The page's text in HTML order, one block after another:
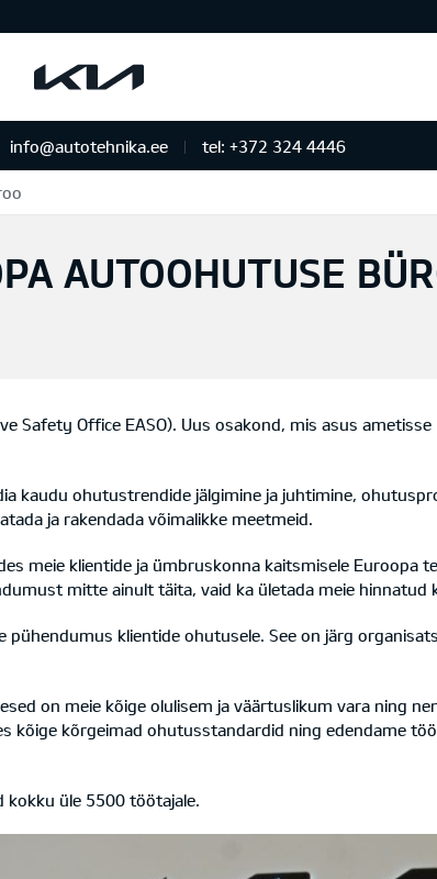
info@autotehnika.ee tel: +372 324 4446
AUTOOHUTUSE
Office EASO). Uus osakond, mis asus
kaudu ohutustrendide jälgimine ja juhtimine,
ja rakendada võimalikke meetmeid.
meie klientide ja ümbruskonna kaitsmisele Euroopa
mitte ainult täita, vaid ka ületada meie
klientide ohutusele. See on järg
on meie kõige olulisem ja väärtuslikum vara ning
kõige kõrgeimad ohutusstandardid ning edendame
kokku üle 5500 töötajale.